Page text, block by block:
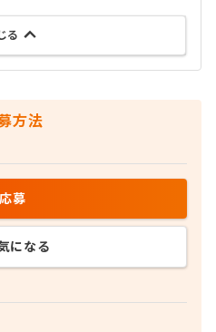
る
方法
応募
になる